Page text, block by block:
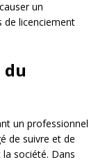
un
de licenciement
du
un professionnel
de suivre et de
société. Dans